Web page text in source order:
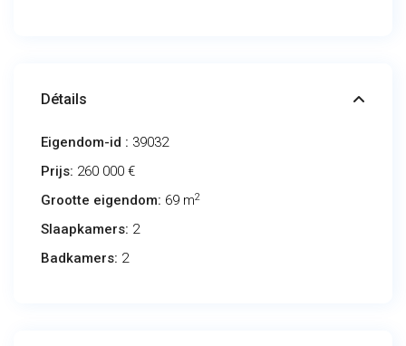
Détails
Eigendom-id : 39032
Prijs: 260 000 €
Grootte eigendom: 69 m2
Slaapkamers: 2
Badkamers: 2